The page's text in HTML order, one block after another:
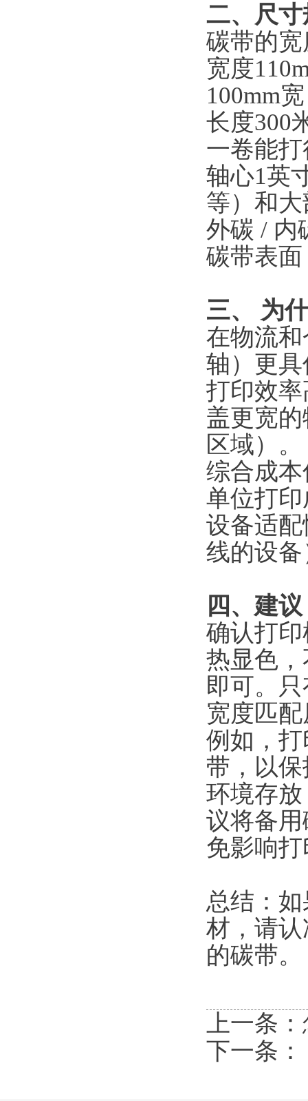
二、尺
碳带的
宽度
100mm
长度300
一卷能
轴心1英
等）和
外碳 / 内
碳带表
三、 为
在物流
轴）更
打印效
盖更宽
区域）。
综合成
单位打
设备适
线的设
四、建议
确认打
热显色
即可。
宽度匹
例如，打
带，以
环境存
议将备
免影响
总结：
材，请认
的碳带。
上一条：
下一条：